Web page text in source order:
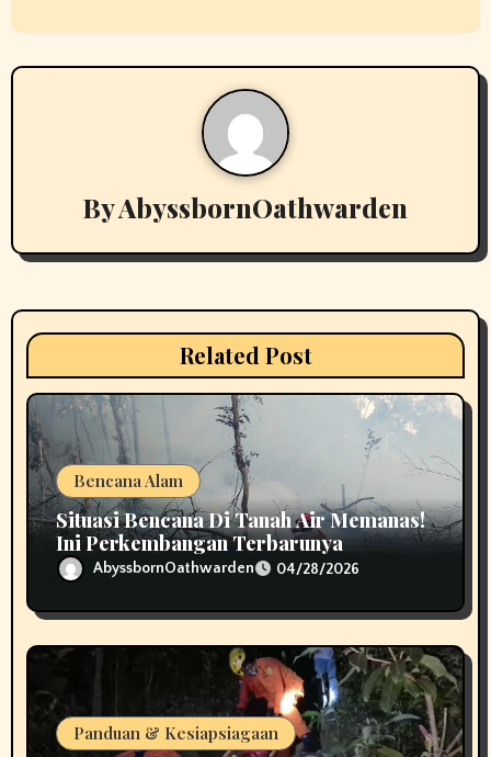
t
n
g
a
o
n
ByAbyssbornOathwarden
Related Post
Bencana Alam
Situasi Bencana Di Tanah Air Memanas!
Ini Perkembangan Terbarunya
AbyssbornOathwarden 04/28/2026
Panduan & Kesiapsiagaan